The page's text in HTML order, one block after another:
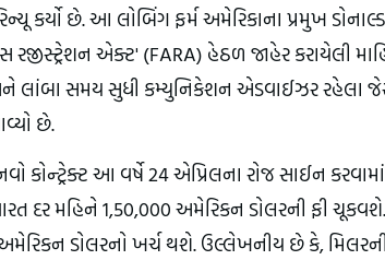
કર્યો છે. આ લોબિંગ ફર્મ અમેરિકાના પ્રમુખ ડોનાલ્ડ
એક્ટ' (FARA) હેઠળ જાહેર કરાયેલી
અને લાંબા સમય સુધી કમ્યુનિકેશન એડવાઈઝર રહેલા
છે.
કોન્ટ્રેક્ટ આ વર્ષે 24 એપ્રિલના રોજ સાઈન કરવામાં
દર મહિને 1,50,000 અમેરિકન ડોલરની ફી
ડોલરનો ખર્ચ થશે. ઉલ્લેખનીય છે કે, મિલરની